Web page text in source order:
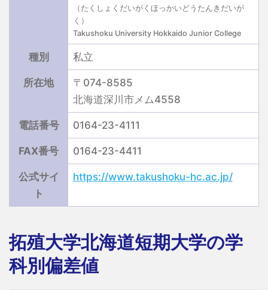
（たくしょくだいがくほっかいどうたんきだいが
く）
Takushoku University Hokkaido Junior College
種別 私立
所在地
〒074-8585
北海道深川市メム4558
電話番号 0164-23-4111
FAX番号 0164-23-4411
公式サイ
ト
https://www.takushoku-hc.ac.jp/
拓殖大学北海道短期大学の学
科別偏差値